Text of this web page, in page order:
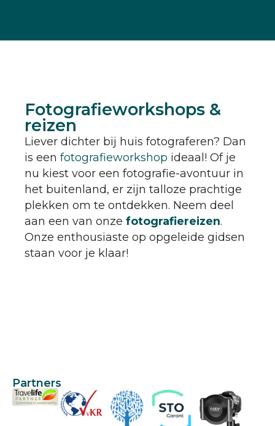
Fotografieworkshops &
reizen
Liever dichter bij huis fotograferen? Dan
is een fotografieworkshop ideaal! Of je
nu kiest voor een fotografie-avontuur in
het buitenland, er zijn talloze prachtige
plekken om te ontdekken. Neem deel
aan een van onze fotografiereizen.
Onze enthousiaste op opgeleide gidsen
staan voor je klaar!
Partners